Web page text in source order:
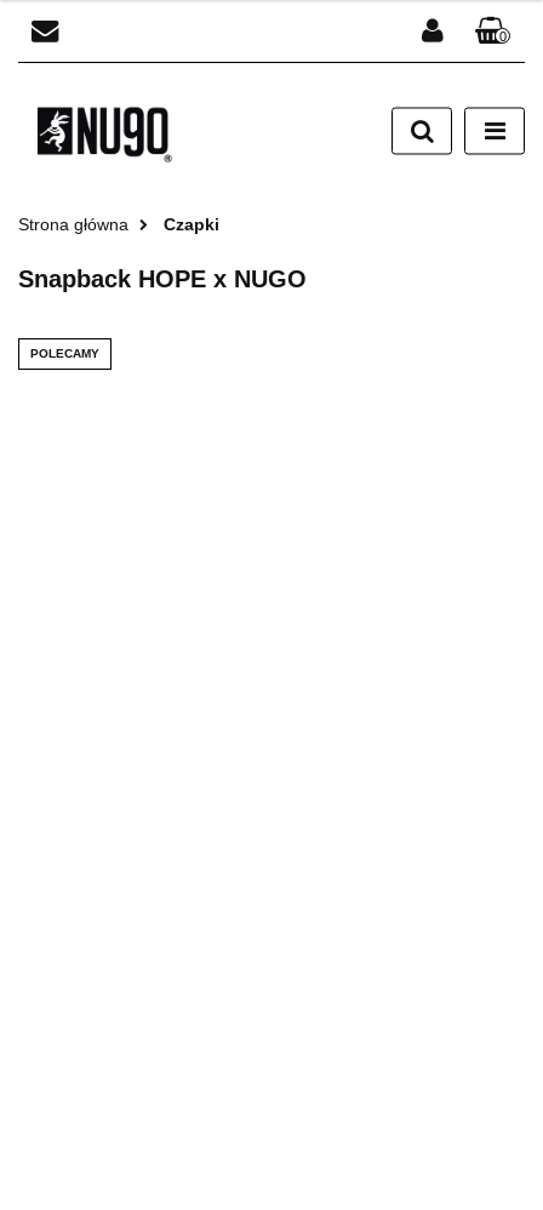
Zarejestruj się
0
Strona główna Czapki
Snapback HOPE x NUGO
POLECAMY